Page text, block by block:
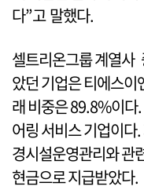
다”고 말했다.
셀트리온그룹 계열사
았던 기업은 티에스
래 비중은 89.8%이다
어링 서비스 기업이다
경시설운영관리와 관
현금으로 지급받았다.